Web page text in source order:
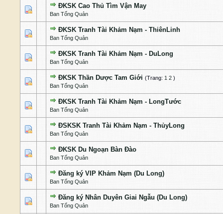
ĐKSK Cao Thủ Tìm Vận May
Ban Tổng Quản
1 Bỏ phiếu - 5 của 5 cấp độ
1 2 34 5
ĐKSK Tranh Tài Khảm Nạm - ThiênLinh
Ban Tổng Quản
1 Bỏ phiếu - 5 của 5 cấp độ
12 3 45
ĐKSK Tranh Tài Khảm Nạm - DuLong
Ban Tổng Quản
1 Bỏ phiếu - 5 của 5 cấp độ
12 3 45
ĐKSK Thần Dược Tam Giới (Trang: 1 2 )
Ban Tổng Quản
1 Bỏ phiếu - 5 của 5 cấp độ
12345
ĐKSK Tranh Tài Khảm Nạm - LongTước
Ban Tổng Quản
1 Bỏ phiếu - 5 của 5 cấp độ
12 3 45
ĐSKSK Tranh Tài Khảm Nạm - ThủyLong
Ban Tổng Quản
1 Bỏ phiếu - 5 của 5 cấp độ
123 45
ĐKSK Du Ngoạn Bàn Đào
Ban Tổng Quản
1 Bỏ phiếu - 5 của 5 cấp độ
12345
Đăng ký VIP Khảm Nạm (Du Long)
Ban Tổng Quản
1 Bỏ phiếu - 5 của 5 cấp độ
12 345
Đăng ký Nhân Duyên Giai Ngẫu (Du Long)
Ban Tổng Quản
1 Bỏ phiếu - 5 của 5 cấp độ
12345